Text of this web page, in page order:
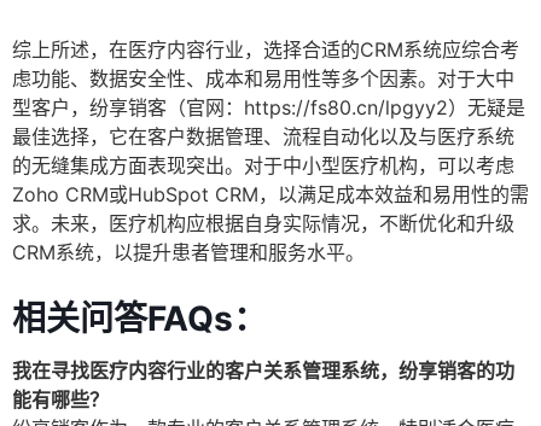
综上所述，在医疗内容行业，选择合适的CRM系统应综合考
虑功能、数据安全性、成本和易用性等多个因素。对于大中
型客户，纷享销客（官网：https://fs80.cn/lpgyy2）无疑是
最佳选择，它在客户数据管理、流程自动化以及与医疗系统
的无缝集成方面表现突出。对于中小型医疗机构，可以考虑
Zoho CRM或HubSpot CRM，以满足成本效益和易用性的需
求。未来，医疗机构应根据自身实际情况，不断优化和升级
CRM系统，以提升患者管理和服务水平。
相关问答FAQs：
我在寻找医疗内容行业的客户关系管理系统，纷享销客的功
能有哪些？